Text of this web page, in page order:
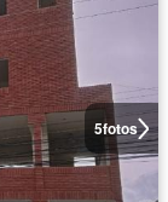
5fotos